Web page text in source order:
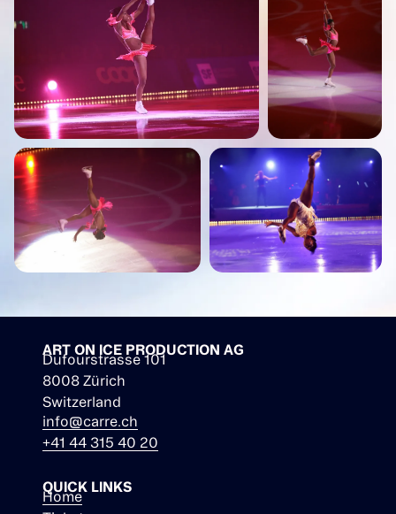
ART ON ICE PRODUCTION AG
Dufourstrasse 101
8008 Zürich
Switzerland
info@carre.ch
+41 44 315 40 20
QUICK LINKS
Home